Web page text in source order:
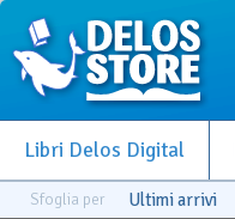
Libri Delos Digital
Sfoglia per Ultimi arrivi